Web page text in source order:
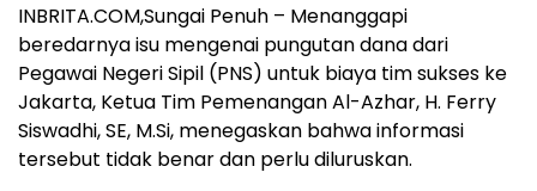
INBRITA.COM,Sungai Penuh – Menanggapi
beredarnya isu mengenai pungutan dana dari
Pegawai Negeri Sipil (PNS) untuk biaya tim sukses ke
Jakarta, Ketua Tim Pemenangan Al-Azhar, H. Ferry
Siswadhi, SE, M.Si, menegaskan bahwa informasi
tersebut tidak benar dan perlu diluruskan.